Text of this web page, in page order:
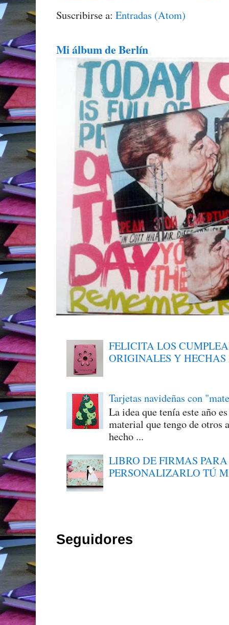
Suscribirse a: Entradas (Atom)
Mi álbum de Berlín
FELICITA LOS
ORIGINALES Y
Tarjetas navideñas con
La idea que tenía este año
material que tengo de otros
hecho ...
LIBRO DE FIRMAS
PERSONALIZARLO TÚ
Seguidores